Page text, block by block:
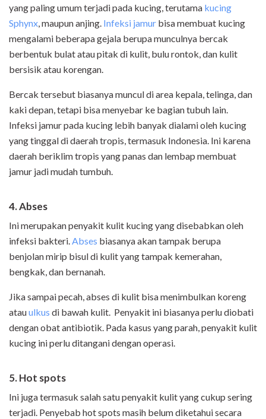
yang paling umum terjadi pada kucing, terutama kucing
Sphynx, maupun anjing. Infeksi jamur bisa membuat kucing
mengalami beberapa gejala berupa munculnya bercak
berbentuk bulat atau pitak di kulit, bulu rontok, dan kulit
bersisik atau korengan.
Bercak tersebut biasanya muncul di area kepala, telinga, dan
kaki depan, tetapi bisa menyebar ke bagian tubuh lain.
Infeksi jamur pada kucing lebih banyak dialami oleh kucing
yang tinggal di daerah tropis, termasuk Indonesia. Ini karena
daerah beriklim tropis yang panas dan lembap membuat
jamur jadi mudah tumbuh.
4. Abses
Ini merupakan penyakit kulit kucing yang disebabkan oleh
infeksi bakteri.Abses biasanya akan tampak berupa
benjolan mirip bisul di kulit yang tampak kemerahan,
bengkak, dan bernanah.
Jika sampai pecah, abses di kulit bisa menimbulkan koreng
atauulkus di bawah kulit. Penyakit ini biasanya perlu diobati
dengan obat antibiotik. Pada kasus yang parah, penyakit kulit
kucing ini perlu ditangani dengan operasi.
5. Hot spots
Ini juga termasuk salah satu penyakit kulit yang cukup sering
terjadi. Penyebab hot spots masih belum diketahui secara